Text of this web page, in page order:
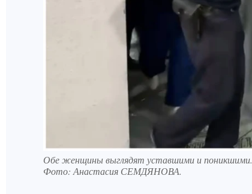
Обе женщины выглядят уставшими и поникшими.
Фото:Анастасия СЕМДЯНОВА.